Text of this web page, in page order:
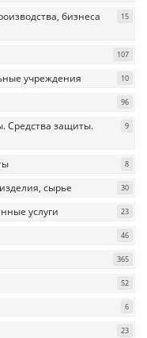
бизнеса
15
107
учреждения 10
96
Средства защиты.
9
8
сырье 30
услуги 23
46
365
52
6
23